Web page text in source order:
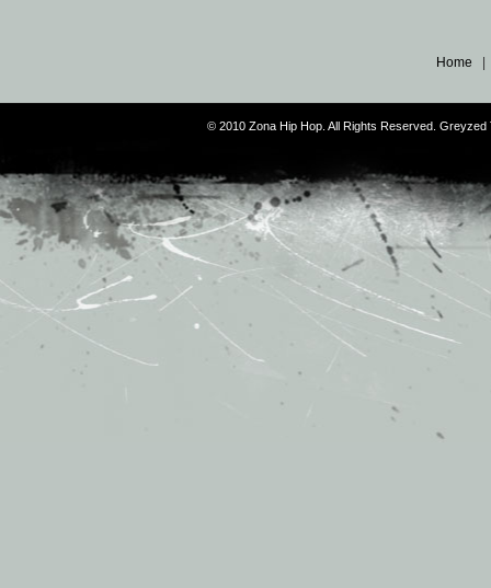
Home
© 2010 Zona Hip Hop. All Rights Reserved.